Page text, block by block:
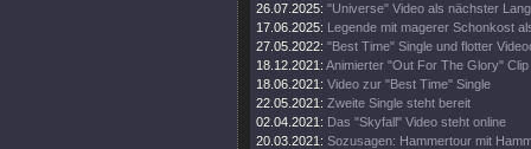
26.07.2025: "Universe" Video als nächster
17.06.2025: Legende mit magerer Schonkost
27.05.2022: "Best Time" Single und flotter
18.12.2021: Animierter "Out For The Glory" Clip
18.06.2021: Video zur "Best Time" Single
22.05.2021: Zweite Single steht bereit
02.04.2021: Das "Skyfall" Video steht online
20.03.2021: Sozusagen: Hammertour mit